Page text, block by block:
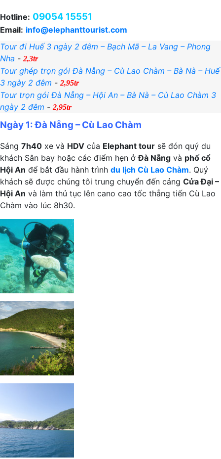
Hotline: 09054 15551
Email: info@elephanttourist.com
Tour đi Huế 3 ngày 2 đêm – Bạch Mã – La Vang – Phong
Nha -2,3tr
Tour ghép trọn gói Đà Nẵng – Cù Lao Chàm – Bà Nà – Huế
3 ngày 2 đêm -2,95tr
Tour trọn gói Đà Nẵng – Hội An – Bà Nà – Cù Lao Chàm 3
ngày 2 đêm -2,95tr
Ngày 1: Đà Nẵng – Cù Lao Chàm
Sáng 7h40 xe và HDV của Elephant tour sẽ đón quý du
khách Sân bay hoặc các điểm hẹn ởĐà Nẵng và phố cổ
Hội An để bắt đầu hành trình du lịch Cù Lao Chàm. Quý
khách sẽ được chúng tôi trung chuyển đến cảng Cửa Đại –
Hội An và làm thủ tục lên cano cao tốc thẳng tiến Cù Lao
Chàm vào lúc 8h30.